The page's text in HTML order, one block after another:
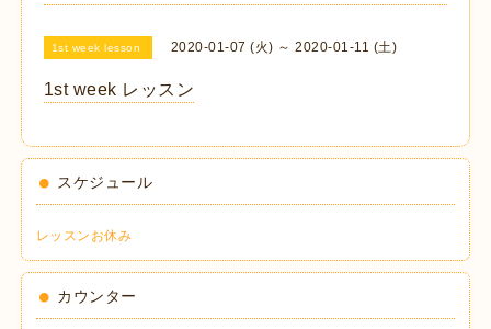
1st week lesson 2020-01-07 (火) ～ 2020-01-11 (土)
1st week レッスン
スケジュール
レッスンお休み
カウンター